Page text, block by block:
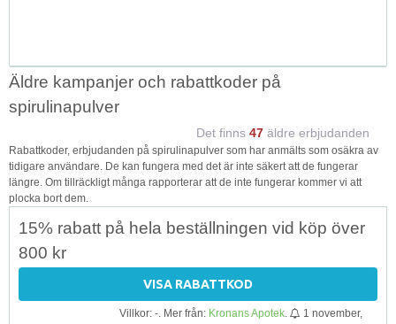
Äldre kampanjer och rabattkoder på
spirulinapulver
Det finns 47 äldre erbjudanden
Rabattkoder, erbjudanden på spirulinapulver som har anmälts som osäkra av
tidigare användare. De kan fungera med det är inte säkert att de fungerar
längre. Om tillräckligt många rapporterar att de inte fungerar kommer vi att
plocka bort dem.
15% rabatt på hela beställningen vid köp över
800 kr
VISA RABATTKOD
Villkor: -. Mer från: Kronans Apotek
1 november,